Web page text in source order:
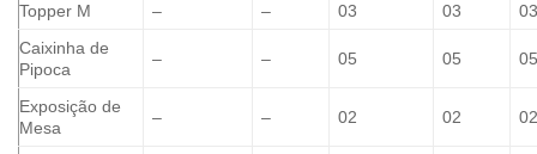
Topper M – – 03 03
03
Caixinha de
Pipoca
– – 05 05 05
Exposição de
Mesa
– – 02 02 02